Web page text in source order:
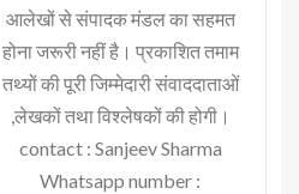
आलेखों से संपादक मंडल का सहमत
होना जरूरी नहीं है। प्रकाशित तमाम
तथ्यों की पूरी जिम्मेदारी संवाददाताओं
,लेखकों तथा विश्लेषकों की होगी।
contact : Sanjeev Sharma
Whatsapp number :